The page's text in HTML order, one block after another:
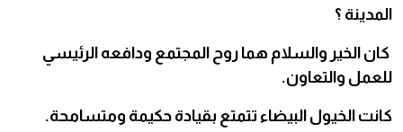
المدينة ؟
كان الخير والسلام هما روح المجتمع ودافعه الرئيسي
للعمل والتعاون.
كانت الخيول البيضاء تتمتع بقيادة حكيمة ومتسامحة.